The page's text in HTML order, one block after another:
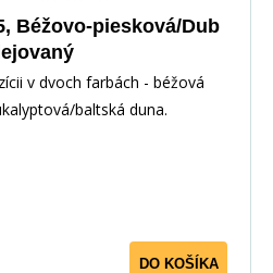
Béžovo-piesková/Dub
v dvoch farbách - béžová
baltská duna.
DO KOŠÍKA